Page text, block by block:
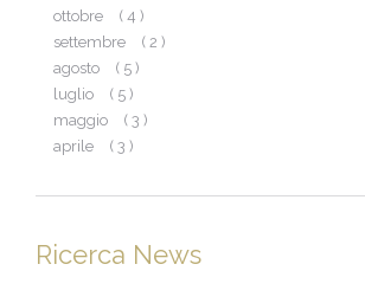
ottobre
( 4 )
settembre
( 2 )
agosto
( 5 )
luglio
( 5 )
maggio
( 3 )
aprile
( 3 )
Ricerca News